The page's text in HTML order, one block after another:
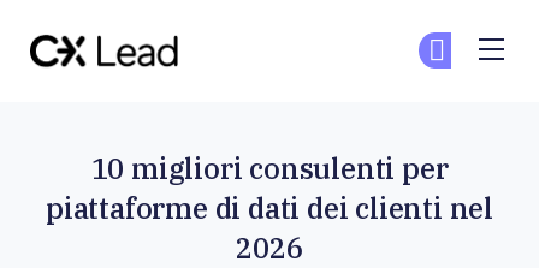
10 migliori consulenti per
piattaforme di dati dei clienti nel
2026